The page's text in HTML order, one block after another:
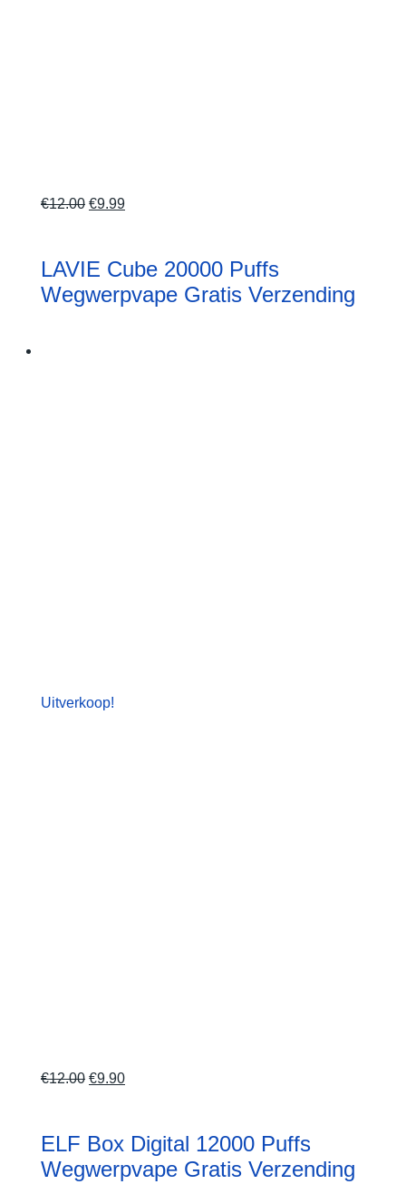
€12.00 Oorspronkelijke
€12.00.
€9.99Huidige
€9.99.
LAVIE Cube 20000 Puffs
Wegwerpvape Gratis Verzending
Uitverkoop!
€12.00 Oorspronkelijke
€12.00.
€9.90Huidige
€9.90.
ELF Box Digital 12000 Puffs
Wegwerpvape Gratis Verzending